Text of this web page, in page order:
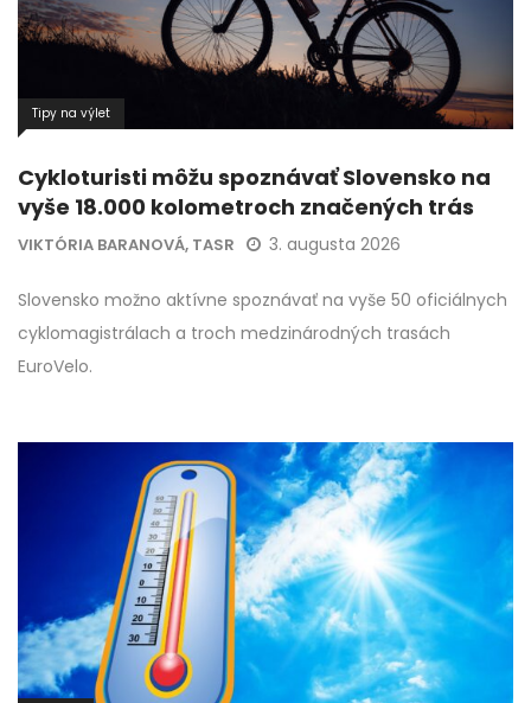
Tipy na výlet
Cykloturisti môžu spoznávať Slovensko na
vyše 18.000 kolometroch značených trás
VIKTÓRIA BARANOVÁ, TASR 3. augusta 2026
Slovensko možno aktívne spoznávať na vyše 50 oficiálnych
cyklomagistrálach a troch medzinárodných trasách
EuroVelo.